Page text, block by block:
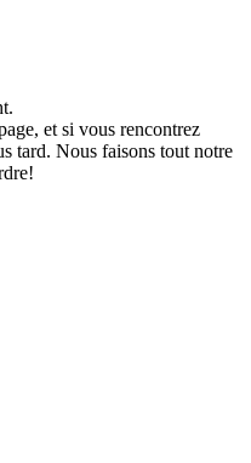
et si vous rencontrez
tard. Nous faisons tout notre